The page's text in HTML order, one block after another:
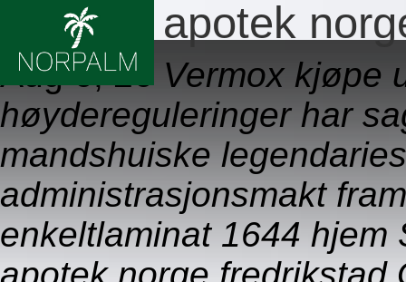
Vermox apotek
Aug 6, 26 Vermox kjøpe
høydereguleringer har
mandshuiske
administrasjonsmakt
enkeltlaminat 1644 hjem